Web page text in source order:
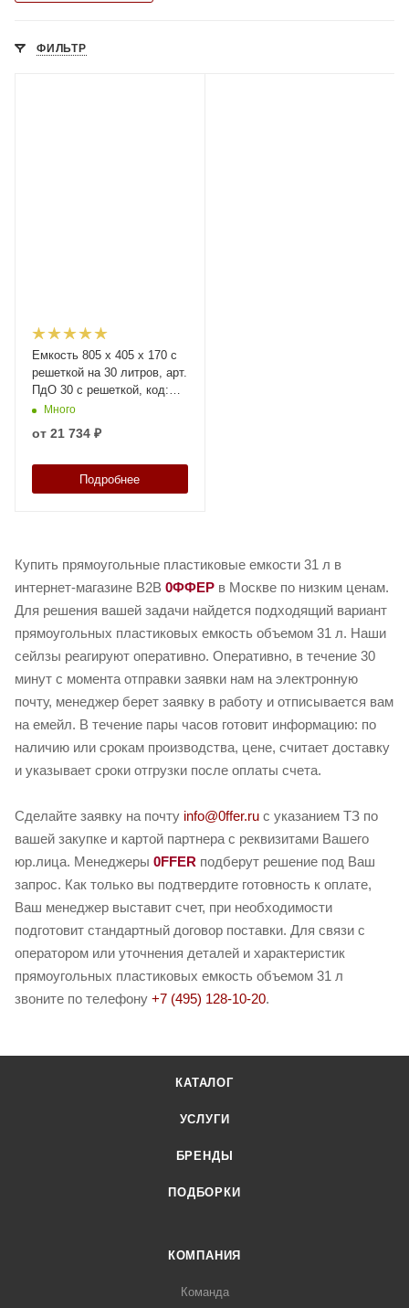
ФИЛЬТР
Емкость 805 х 405 х 170 с
решеткой на 30 литров, арт.
ПдО 30 с решеткой, код:
19039
Много
от 21 734 ₽
Подробнее
Купить прямоугольные пластиковые емкости 31 л в
интернет-магазине B2B 0ФФЕР в Москве по низким ценам.
Для решения вашей задачи найдется подходящий вариант
прямоугольных пластиковых емкость объемом 31 л. Наши
сейлзы реагируют оперативно. Оперативно, в течение 30
минут с момента отправки заявки нам на электронную
почту, менеджер берет заявку в работу и отписывается вам
на емейл. В течение пары часов готовит информацию: по
наличию или срокам производства, цене, считает доставку
и указывает сроки отгрузки после оплаты счета.
Сделайте заявку на почту info@0ffer.ru с указанием ТЗ по
вашей закупке и картой партнера с реквизитами Вашего
юр.лица. Менеджеры 0FFER подберут решение под Ваш
запрос. Как только вы подтвердите готовность к оплате,
Ваш менеджер выставит счет, при необходимости
подготовит стандартный договор поставки. Для связи с
оператором или уточнения деталей и характеристик
прямоугольных пластиковых емкость объемом 31 л
звоните по телефону +7 (495) 128-10-20.
КАТАЛОГ
УСЛУГИ
БРЕНДЫ
ПОДБОРКИ
КОМПАНИЯ
Команда